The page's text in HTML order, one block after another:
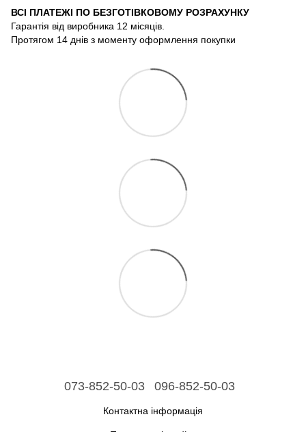
ВСІ ПЛАТЕЖІ ПО БЕЗГОТIВКОВОМУ РОЗРАХУНКУ
Гарантія від виробника 12 місяців.
Протягом 14 днів з моменту оформлення покупки
073-852-50-03 096-852-50-03
Контактна інформація